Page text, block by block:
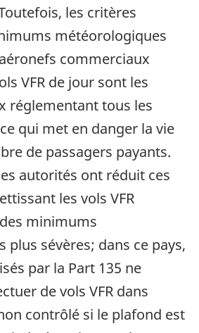
les critères
météorologiques
commerciaux
VFR de jour sont les
réglementant tous les
qui met en danger la vie
de passagers payants.
autorités ont réduit ces
les vols VFR
minimums
plus sévères; dans ce pays,
par la Part 135 ne
de vols VFR dans
contrôlé si le plafond est